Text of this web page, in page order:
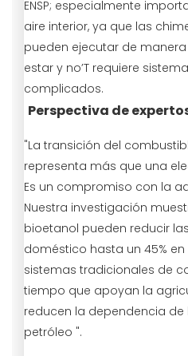
ENSP; especialmente
aire interior, ya que las
pueden ejecutar de
estar y no’T requiere
complicados.
Perspectiva de
"La transición del
representa más que una
Es un compromiso con la
Nuestra investigación
bioetanol pueden reducir
doméstico hasta un 45%
sistemas tradicionales de
tiempo que apoyan la
reducen la dependencia
petróleo ".